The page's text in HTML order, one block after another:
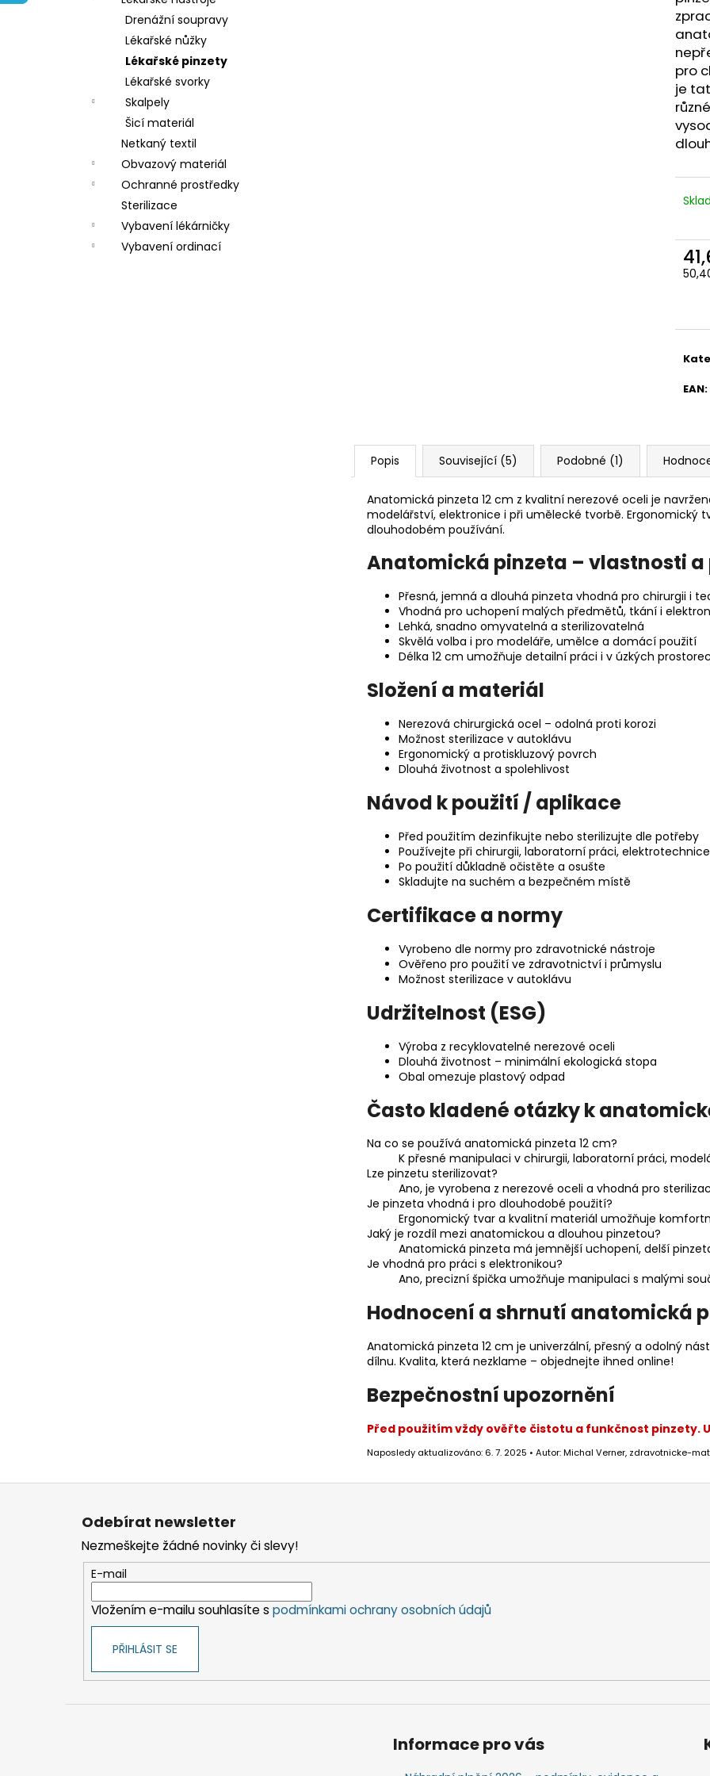
Drenážní soupravy
Lékařské nůžky
Lékařské pinzety
Lékařské svorky
Skalpely
Šicí materiál
Netkaný textil
Obvazový materiál
Ochranné prostředky
Sterilizace
Vybavení lékárničky
Vybavení ordinací
pro
je
EAN:
Popis Související (5) Podobné (1)
Anatomická pinzeta 12 cm z kvalitní nerezové oceli je
modelářství, elektronice i při umělecké tvorbě. Ergonomický
dlouhodobém používání.
Anatomická pinzeta – vlastnosti a
Přesná, jemná a dlouhá pinzeta vhodná pro chirurgii i
Vhodná pro uchopení malých předmětů, tkání i
Lehká, snadno omyvatelná a sterilizovatelná
Skvělá volba i pro modeláře, umělce a domácí použití
Délka 12 cm umožňuje detailní práci i v úzkých
Složení a materiál
Nerezová chirurgická ocel – odolná proti korozi
Možnost sterilizace v autoklávu
Ergonomický a protiskluzový povrch
Dlouhá životnost a spolehlivost
Návod k použití / aplikace
Před použitím dezinfikujte nebo sterilizujte dle potřeby
Používejte při chirurgii, laboratorní práci,
Po použití důkladně očistěte a osušte
Skladujte na suchém a bezpečném místě
Certifikace a normy
Vyrobeno dle normy pro zdravotnické nástroje
Ověřeno pro použití ve zdravotnictví i průmyslu
Možnost sterilizace v autoklávu
Udržitelnost (ESG)
Výroba z recyklovatelné nerezové oceli
Dlouhá životnost – minimální ekologická stopa
Obal omezuje plastový odpad
Často kladené otázky k
Na co se používá anatomická pinzeta 12 cm?
K přesné manipulaci v chirurgii, laboratorní práci,
Lze pinzetu sterilizovat?
Ano, je vyrobena z nerezové oceli a vhodná pro
Je pinzeta vhodná i pro dlouhodobé použití?
Ergonomický tvar a kvalitní materiál umožňuje
Jaký je rozdíl mezi anatomickou a dlouhou pinzetou?
Anatomická pinzeta má jemnější uchopení, delší
Je vhodná pro práci s elektronikou?
Ano, precizní špička umožňuje manipulaci s malými
Hodnocení a shrnutí anatomická
Anatomická pinzeta 12 cm je univerzální, přesný a odolný
dílnu. Kvalita, která nezklame – objednejte ihned online!
Bezpečnostní upozornění
Před použitím vždy ověřte čistotu a funkčnost pinzety.
Naposledy aktualizováno: 6. 7. 2025 • Autor: Michal Verner, zdravotnicke-
Z
Odebírat newsletter
Nezmeškejte žádné novinky či slevy!
E-mail
Vložením e-mailu souhlasíte s podmínkami ochrany osobních údajů
PŘIHLÁSIT SE
Informace pro vás